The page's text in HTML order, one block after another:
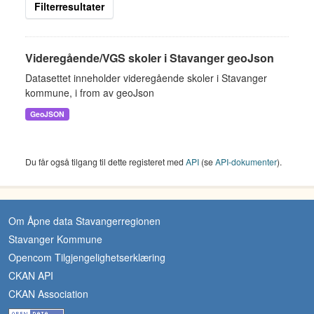
Filterresultater
Videregående/VGS skoler i Stavanger geoJson
Datasettet inneholder videregående skoler i Stavanger
kommune, i from av geoJson
GeoJSON
Du får også tilgang til dette registeret med API (seAPI-dokumenter).
Om Åpne data Stavangerregionen
Stavanger Kommune
Opencom Tilgjengelighetserklæring
CKAN API
CKAN Association